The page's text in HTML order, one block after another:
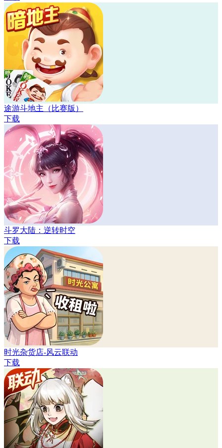
途游斗地主（比赛版）
下载
斗罗大陆：逆转时空
下载
时光杂货店-风云联动
下载